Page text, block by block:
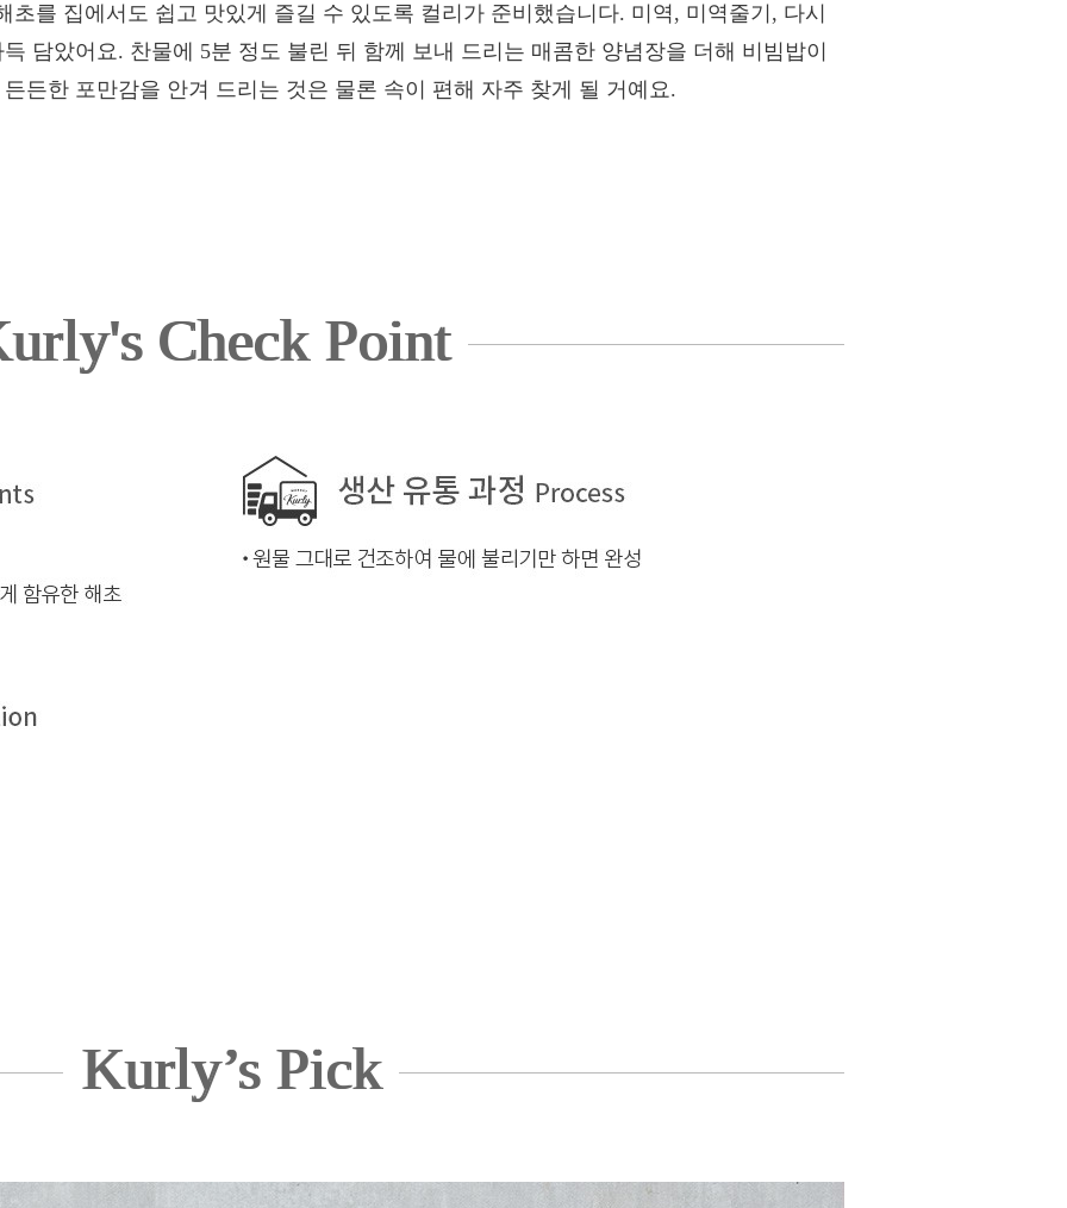
를 집에서도 쉽고 맛있게 즐길 수 있도록 컬리가 준비했습니다. 미역, 미역줄기, 다시
담았어요. 찬물에 5분 정도 불린 뒤 함께 보내 드리는 매콤한 양념장을 더해 비빔밥이
든한 포만감을 안겨 드리는 것은 물론 속이 편해 자주 찾게 될 거예요.
Check Point
Kurly’s Pick